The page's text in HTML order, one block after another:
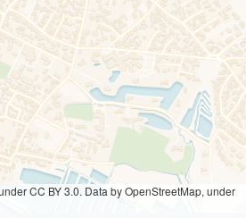
CC BY 3.0. Data by OpenStreetMap, under